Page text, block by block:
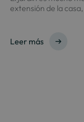
extensión de la
Leer más